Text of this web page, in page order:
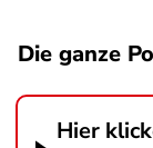
Die ganze
Hier